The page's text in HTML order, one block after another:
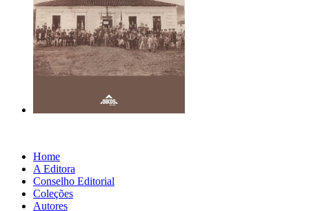
Home
A Editora
Conselho Editorial
Coleções
Autores